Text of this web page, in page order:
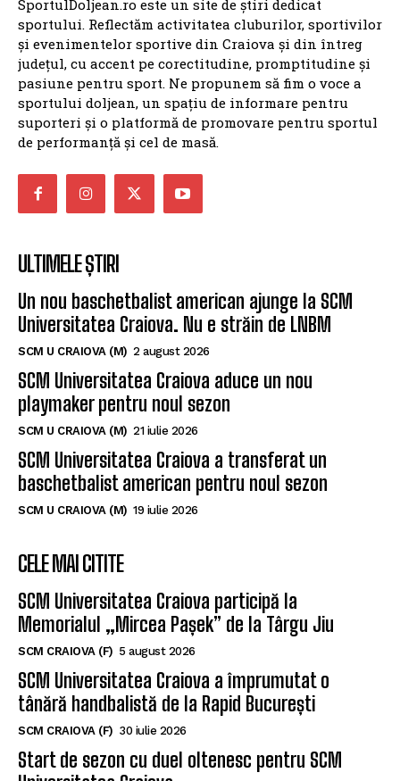
SportulDoljean.ro este un site de știri dedicat
sportului. Reflectăm activitatea cluburilor, sportivilor
și evenimentelor sportive din Craiova și din întreg
județul, cu accent pe corectitudine, promptitudine și
pasiune pentru sport. Ne propunem să fim o voce a
sportului doljean, un spațiu de informare pentru
suporteri și o platformă de promovare pentru sportul
de performanță și cel de masă.
ULTIMELE ȘTIRI
Un nou baschetbalist american ajunge la SCM
Universitatea Craiova. Nu e străin de LNBM
SCM U CRAIOVA (M) 2 august 2026
SCM Universitatea Craiova aduce un nou
playmaker pentru noul sezon
SCM U CRAIOVA (M) 21 iulie 2026
SCM Universitatea Craiova a transferat un
baschetbalist american pentru noul sezon
SCM U CRAIOVA (M) 19 iulie 2026
CELE MAI CITITE
SCM Universitatea Craiova participă la
Memorialul „Mircea Pașek” de la Târgu Jiu
SCM CRAIOVA (F) 5 august 2026
SCM Universitatea Craiova a împrumutat o
tânără handbalistă de la Rapid București
SCM CRAIOVA (F) 30 iulie 2026
Start de sezon cu duel oltenesc pentru SCM